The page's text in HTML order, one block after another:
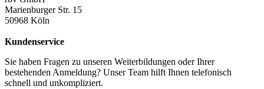
Marienburger Str. 15
50968 Köln
Kundenservice
Sie haben Fragen zu unseren Weiterbildungen oder Ihrer
bestehenden Anmeldung? Unser Team hilft Ihnen telefonisch
schnell und unkompliziert.